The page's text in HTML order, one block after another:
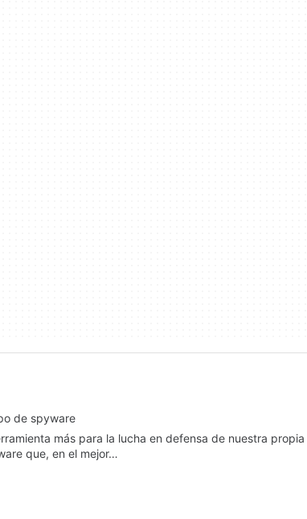
de spyware
más para la lucha en defensa de nuestra propia
que, en el mejor…